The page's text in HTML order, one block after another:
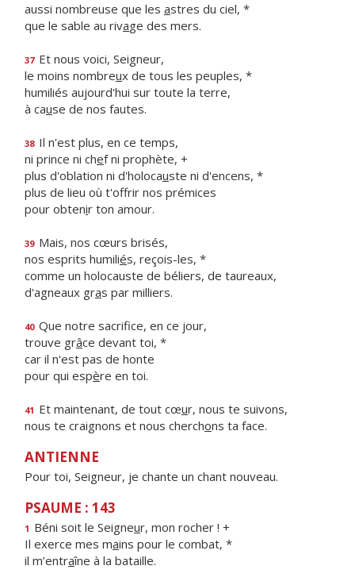
aussi nombreuse que les astres du ciel, *
que le sable au rivage des mers.
37 Et nous voici, Seigneur,
le moins nombreux de tous les peuples, *
humiliés aujourd'hui sur toute la terre,
à cause de nos fautes.
38 Il n'est plus, en ce temps,
ni prince ni chef ni prophète, +
plus d'oblation ni d'holocauste ni d'encens, *
plus de lieu où t'offrir nos prémices
pour obtenir ton amour.
39 Mais, nos cœurs brisés,
nos esprits humiliés, reçois-les, *
comme un holocauste de béliers, de taureaux,
d'agneaux gras par milliers.
40 Que notre sacrifice, en ce jour,
trouve grâce devant toi, *
car il n'est pas de honte
pour qui espère en toi.
41 Et maintenant, de tout cœur, nous te suivons,
nous te craignons et nous cherchons ta face.
ANTIENNE
Pour toi, Seigneur, je chante un chant nouveau.
PSAUME : 143
1 Béni soit le Seigneur, mon rocher ! +
Il exerce mes mains pour le combat, *
il m’entraîne à la bataille.